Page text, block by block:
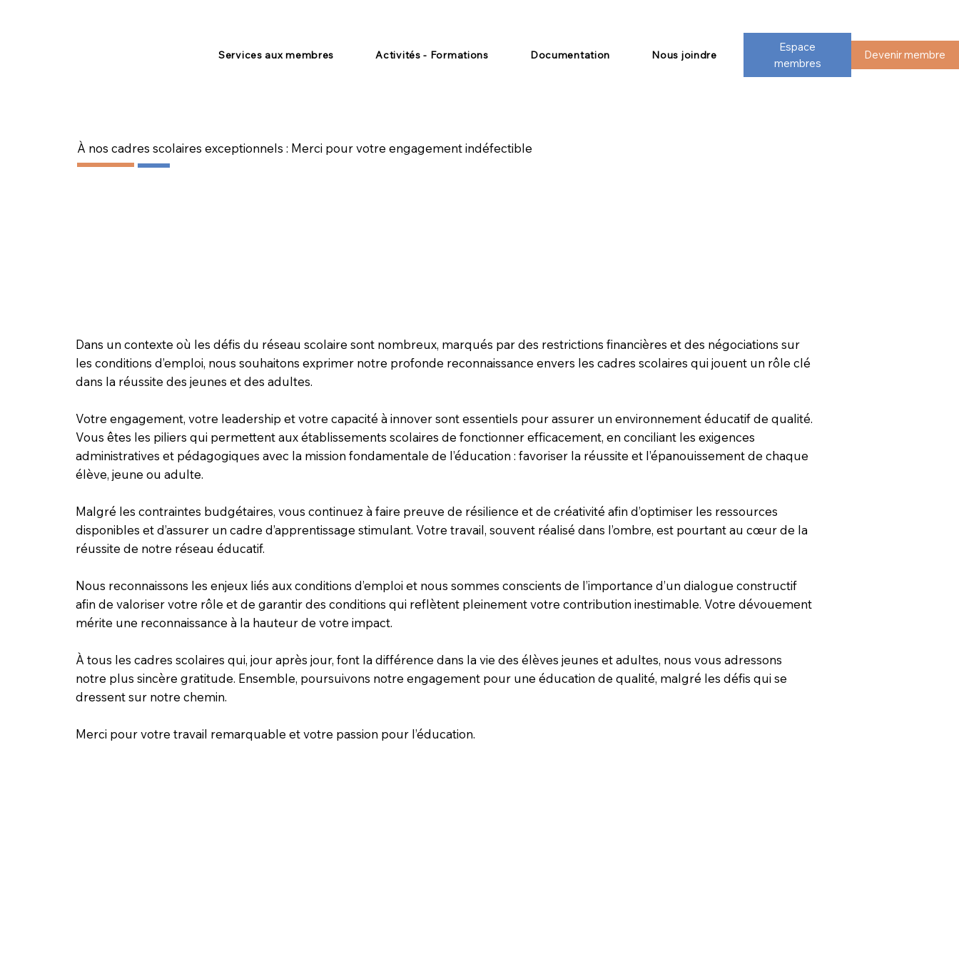
Services aux membres Activités - Formations Documentation Nous joindre
Espace
membres
Devenir membre
À nos cadres scolaires exceptionnels : Merci pour votre engagement indéfectible
Dans un contexte où les défis du réseau scolaire sont nombreux, marqués par des restrictions financières et des négociations sur
les conditions d’emploi, nous souhaitons exprimer notre profonde reconnaissance envers les cadres scolaires qui jouent un rôle clé
dans la réussite des jeunes et des adultes.
Votre engagement, votre leadership et votre capacité à innover sont essentiels pour assurer un environnement éducatif de qualité.
Vous êtes les piliers qui permettent aux établissements scolaires de fonctionner efficacement, en conciliant les exigences
administratives et pédagogiques avec la mission fondamentale de l’éducation : favoriser la réussite et l’épanouissement de chaque
élève, jeune ou adulte.
Malgré les contraintes budgétaires, vous continuez à faire preuve de résilience et de créativité afin d’optimiser les ressources
disponibles et d’assurer un cadre d’apprentissage stimulant. Votre travail, souvent réalisé dans l’ombre, est pourtant au cœur de la
réussite de notre réseau éducatif.
Nous reconnaissons les enjeux liés aux conditions d’emploi et nous sommes conscients de l’importance d’un dialogue constructif
afin de valoriser votre rôle et de garantir des conditions qui reflètent pleinement votre contribution inestimable. Votre dévouement
mérite une reconnaissance à la hauteur de votre impact.
À tous les cadres scolaires qui, jour après jour, font la différence dans la vie des élèves jeunes et adultes, nous vous adressons
notre plus sincère gratitude. Ensemble, poursuivons notre engagement pour une éducation de qualité, malgré les défis qui se
dressent sur notre chemin.
Merci pour votre travail remarquable et votre passion pour l’éducation.